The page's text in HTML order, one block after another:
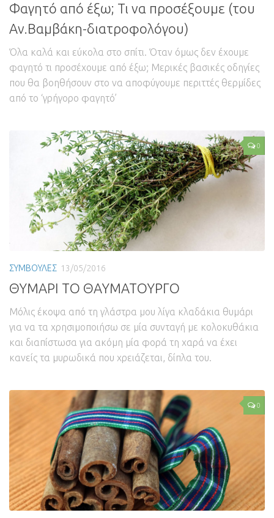
Φαγητό από έξω; Τι να προσέξουμε (του
Αν.Βαμβάκη-διατροφολόγου)
Όλα καλά και εύκολα στο σπίτι. Όταν όμως δεν έχουμε
φαγητό τι προσέχουμε από έξω; Μερικές βασικές οδηγίες
που θα βοηθήσουν στο να αποφύγουμε περιττές θερμίδες
από το ‘γρήγορο φαγητό’
0
ΣΥΜΒΟΥΛΕΣ 13/05/2016
ΘΥΜΑΡΙ ΤΟ ΘΑΥΜΑΤΟΥΡΓΟ
Μόλις έκοψα από τη γλάστρα μου λίγα κλαδάκια θυμάρι
για να τα χρησιμοποιήσω σε μία συνταγή με κολοκυθάκια
και διαπίστωσα για ακόμη μία φορά τη χαρά να έχει
κανείς τα μυρωδικά που χρειάζεται, δίπλα του.
0